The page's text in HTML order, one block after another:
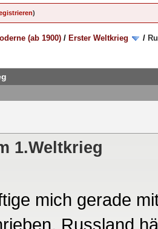
)
(ab 1900) / Erster Weltkrieg /
1.Weltkrieg
mich gerade
Russland